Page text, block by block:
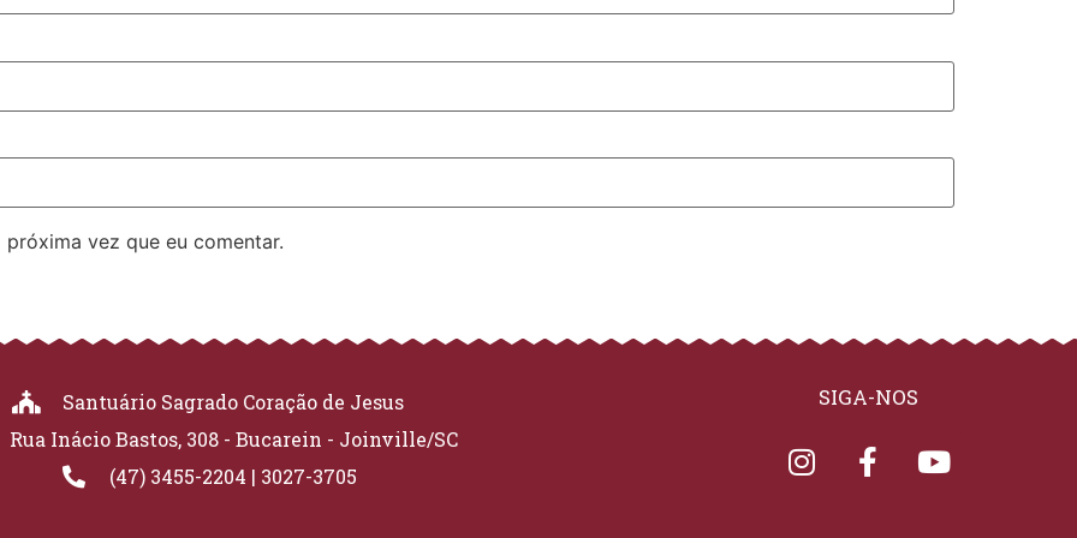
vez que eu comentar.
Santuário Sagrado Coração de Jesus
Rua Inácio Bastos, 308 - Bucarein - Joinville/SC
(47) 3455-2204 | 3027-3705
SIGA-NOS